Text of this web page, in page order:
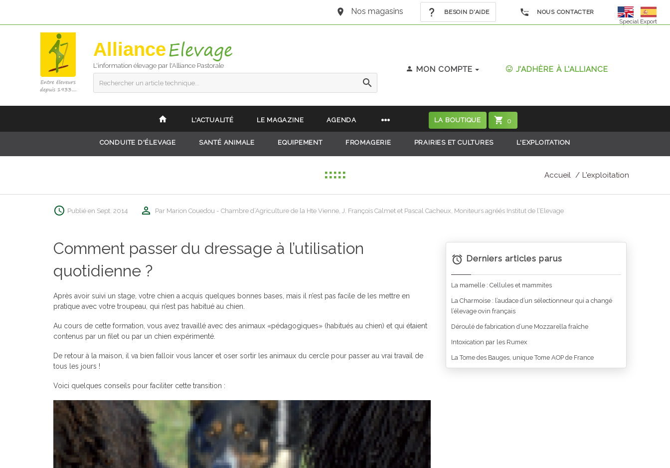
Nos magasins BESOIN D'AIDE
NOUS CONTACTER
Special Export
Alliance
L'information élevage par l'Alliance Pastorale
Rechercher un article technique...
MON COMPTE J'ADHÈRE À L'ALLIANCE
L'ACTUALITÉ LE MAGAZINE AGENDA LA BOUTIQUE 0
CONDUITE D'ÉLEVAGE SANTÉ ANIMALE EQUIPEMENT FROMAGERIE PRAIRIES ET CULTURES L'EXPLOITATION
Accueil L'exploitation
Publié en Sept. 2014 Par Marion Couedou - Chambre d’Agriculture de la Hte Vienne, J. François Calmet et Pascal Cacheux, Moniteurs agréés Institut de l’Elevage
Comment passer du dressage à l’utilisation
quotidienne ?
Après avoir suivi un stage, votre chien a acquis quelques bonnes bases, mais il n’est pas facile de les mettre en
pratique avec votre troupeau, qui n’est pas habitué au chien.
Au cours de cette formation, vous avez travaillé avec des animaux «pédagogiques» (habitués au chien) et qui étaient
contenus par un filet ou par un chien expérimenté.
De retour à la maison, il va bien falloir vous lancer et oser sortir les animaux du cercle pour passer au vrai travail de
tous les jours !
Voici quelques conseils pour faciliter cette transition :
Derniers articles parus
La mamelle : Cellules et mammites
La Charmoise : l’audace d’un sélectionneur qui a changé
l’élevage ovin français
Déroulé de fabrication d’une Mozzarella fraîche
Intoxication par les Rumex
La Tome des Bauges, unique Tome AOP de France